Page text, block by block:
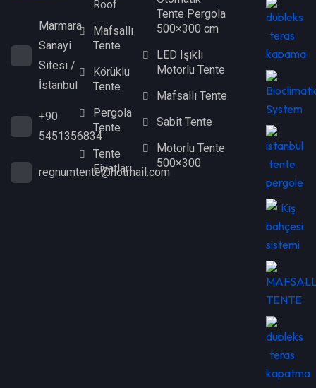
Marmara
Sanayi
Sitesi /
İstanbul
+90
5451356834
regnumtente@hotmail.com
Roof
Mafsallı
Tente
Körüklü
Tente
Pergola
Tente
Tente
Fiyatları
Tente Pergola
500×300 cm
LED Işıklı
Motorlu Tente
Mafsallı Tente
Sabit Tente
Motorlu Tente
500×300